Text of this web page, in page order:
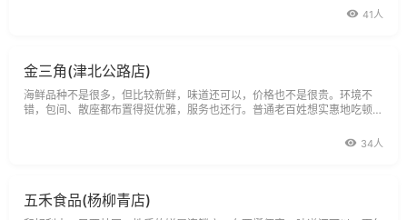
41人
金三角(津北公路店)
海鲜品种不是很多，但比较新鲜，味道还可以，价格也不是很贵。环境不
错，包间、散座都布置得挺优雅，服务也还行。普通老百姓想实惠地吃顿海
34人
五禾食品(杨柳青店)